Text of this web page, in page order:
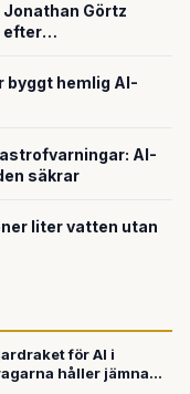
Görtz
efter
byggt hemlig AI-
AI-
säkrar
liter vatten utan
för AI i
håller jämna